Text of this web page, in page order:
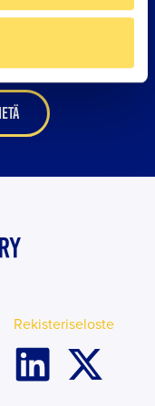
*
Rekisteriseloste